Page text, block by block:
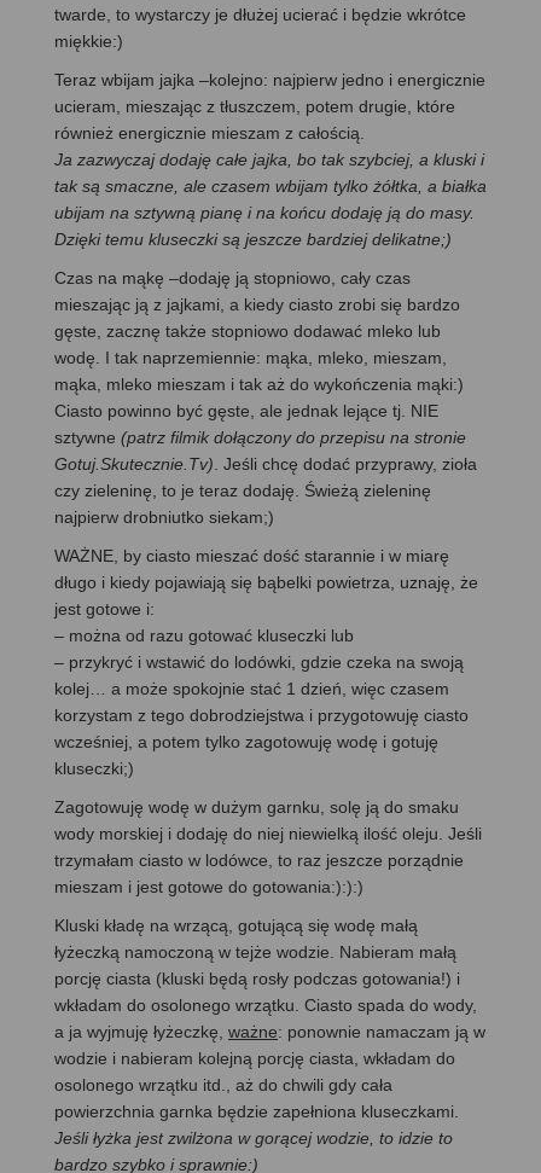
twarde, to wystarczy je dłużej ucierać i będzie wkrótce
miękkie:)
Teraz wbijam jajka –kolejno: najpierw jedno i energicznie
ucieram, mieszając z tłuszczem, potem drugie, które
również energicznie mieszam z całością.
Ja zazwyczaj dodaję całe jajka, bo tak szybciej, a kluski i
tak są smaczne, ale czasem wbijam tylko żółtka, a białka
ubijam na sztywną pianę i na końcu dodaję ją do masy.
Dzięki temu kluseczki są jeszcze bardziej delikatne;)
Czas na mąkę –dodaję ją stopniowo, cały czas
mieszając ją z jajkami, a kiedy ciasto zrobi się bardzo
gęste, zacznę także stopniowo dodawać mleko lub
wodę. I tak naprzemiennie: mąka, mleko, mieszam,
mąka, mleko mieszam i tak aż do wykończenia mąki:)
Ciasto powinno być gęste, ale jednak lejące tj. NIE
sztywne (patrz filmik dołączony do przepisu na stronie
Gotuj.Skutecznie.Tv). Jeśli chcę dodać przyprawy, zioła
czy zieleninę, to je teraz dodaję. Świeżą zieleninę
najpierw drobniutko siekam;)
WAŻNE, by ciasto mieszać dość starannie i w miarę
długo i kiedy pojawiają się bąbelki powietrza, uznaję, że
jest gotowe i:
– można od razu gotować kluseczki lub
– przykryć i wstawić do lodówki, gdzie czeka na swoją
kolej… a może spokojnie stać 1 dzień, więc czasem
korzystam z tego dobrodziejstwa i przygotowuję ciasto
wcześniej, a potem tylko zagotowuję wodę i gotuję
kluseczki;)
Zagotowuję wodę w dużym garnku, solę ją do smaku
wody morskiej i dodaję do niej niewielką ilość oleju. Jeśli
trzymałam ciasto w lodówce, to raz jeszcze porządnie
mieszam i jest gotowe do gotowania:):):)
Kluski kładę na wrzącą, gotującą się wodę małą
łyżeczką namoczoną w tejże wodzie. Nabieram małą
porcję ciasta (kluski będą rosły podczas gotowania!) i
wkładam do osolonego wrzątku. Ciasto spada do wody,
a ja wyjmuję łyżeczkę, ważne: ponownie namaczam ją w
wodzie i nabieram kolejną porcję ciasta, wkładam do
osolonego wrzątku itd., aż do chwili gdy cała
powierzchnia garnka będzie zapełniona kluseczkami.
Jeśli łyżka jest zwilżona w gorącej wodzie, to idzie to
bardzo szybko i sprawnie:)